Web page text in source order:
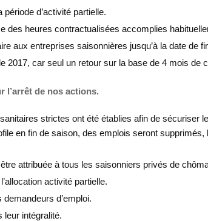
d’activité partielle.
des heures contractualisées accomplies
aux entreprises saisonnières jusqu’à la date de
2017, car seul un retour sur la base de 4 mois de
l’arrêt de nos actions.
strictes ont été établies afin de
en fin de saison, des emplois seront
attribuée à tous les saisonniers privés de
activité partielle.
d’emploi.
leur intégralité.